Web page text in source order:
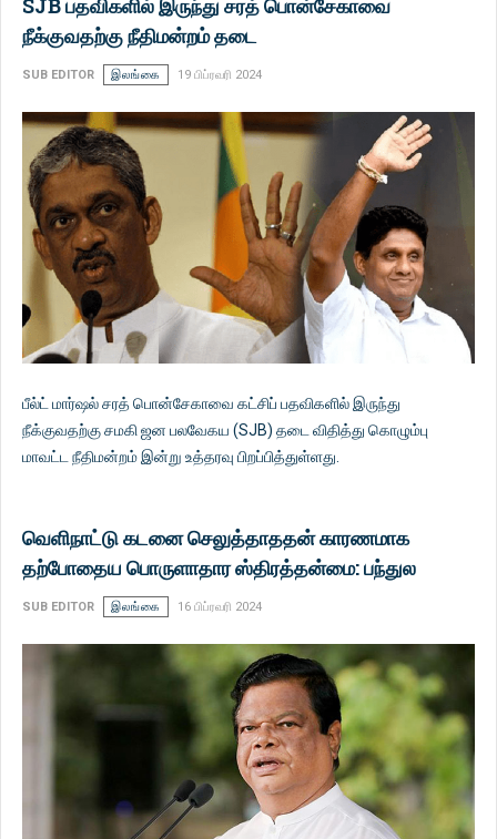
SJB பதவிகளில் இருந்து சரத் பொன்சேகாவை
நீக்குவதற்கு நீதிமன்றம் தடை
SUB EDITOR இலங்கை 19 பிப்ரவரி 2024
பீல்ட் மார்ஷல் சரத் பொன்சேகாவை கட்சிப் பதவிகளில் இருந்து
நீக்குவதற்கு சமகி ஜன பலவேகய (SJB) தடை விதித்து கொழும்பு
மாவட்ட நீதிமன்றம் இன்று உத்தரவு பிறப்பித்துள்ளது.
வெளிநாட்டு கடனை செலுத்தாததன் காரணமாக
தற்போதைய பொருளாதார ஸ்திரத்தன்மை: பந்துல
SUB EDITOR இலங்கை 16 பிப்ரவரி 2024